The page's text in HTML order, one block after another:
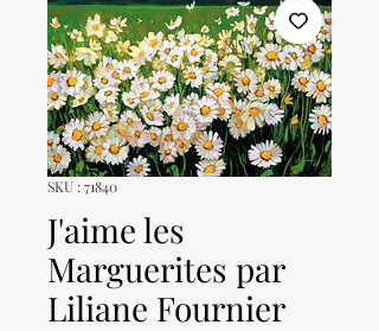
SKU : 71840
J'aime les
Marguerites par
Liliane Fournier